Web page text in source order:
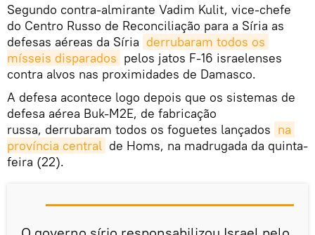
Segundo contra-almirante Vadim Kulit, vice-chefe
do Centro Russo de Reconciliação para a Síria as
defesas aéreas da Síria derrubaram todos os
mísseis disparados pelos jatos F-16 israelenses
contra alvos nas proximidades de Damasco.
A defesa acontece logo depois que os sistemas de
defesa aérea Buk-M2E, de fabricação
russa, derrubaram todos os foguetes lançados na
província central de Homs, na madrugada da quinta-
feira (22).